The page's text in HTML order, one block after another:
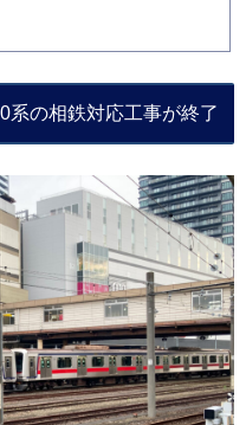
系の相鉄対応工事が終了